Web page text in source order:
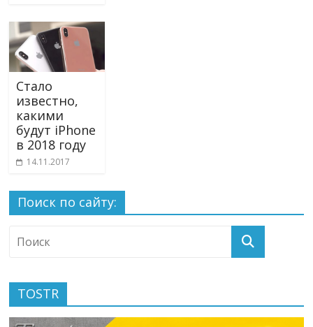
Стало
известно,
какими
будут iPhone
в 2018 году
14.11.2017
Поиск по сайту:
TOSTR